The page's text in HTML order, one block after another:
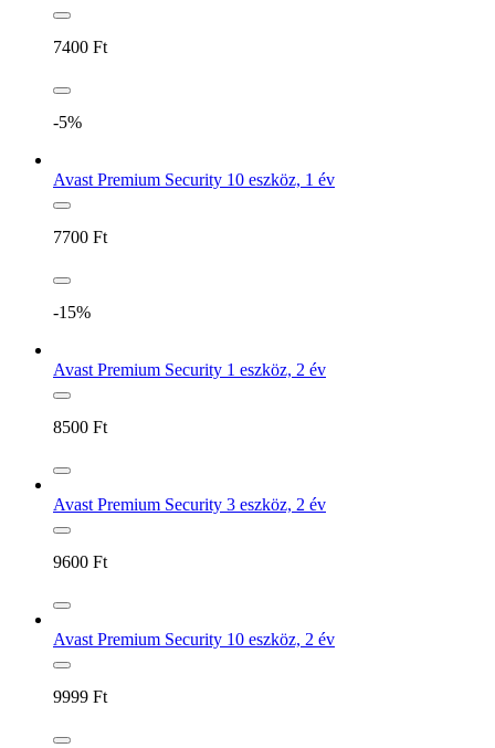
7400 Ft
-5%
Avast Premium Security 10 eszköz, 1 év
7700 Ft
-15%
Avast Premium Security 1 eszköz, 2 év
8500 Ft
Avast Premium Security 3 eszköz, 2 év
9600 Ft
Avast Premium Security 10 eszköz, 2 év
9999 Ft